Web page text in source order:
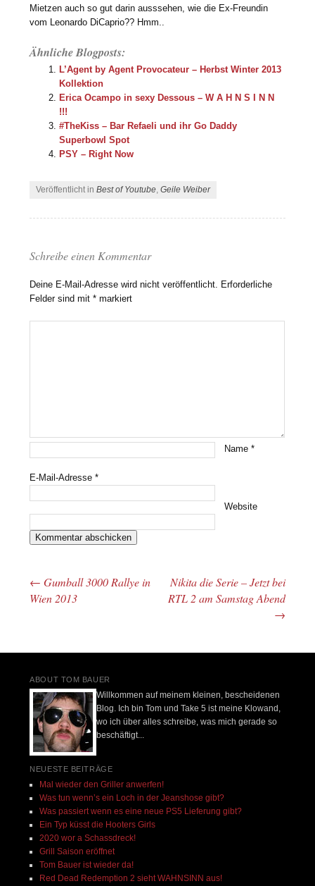
Mietzen auch so gut darin ausssehen, wie die Ex-Freundin
vom Leonardo DiCaprio?? Hmm..
Ähnliche Blogposts:
L’Agent by Agent Provocateur – Herbst Winter 2013
Kollektion
Erica Ocampo in sexy Dessous – W A H N S I N N
!!!
#TheKiss – Bar Refaeli und ihr Go Daddy
Superbowl Spot
PSY – Right Now
Veröffentlicht inBest of Youtube,Geile Weiber
Schreibe einen Kommentar
Deine E-Mail-Adresse wird nicht veröffentlicht. Erforderliche
Felder sind mit* markiert
Name*
E-Mail-Adresse*
Website
Beitrags-Navigation
← Gumball 3000 Rallye in
Wien 2013
Nikita die Serie – Jetzt bei
RTL 2 am Samstag Abend
→
ABOUT TOM BAUER
Willkommen auf meinem kleinen, bescheidenen
Blog. Ich bin Tom und Take 5 ist meine Klowand,
wo ich über alles schreibe, was mich gerade so
beschäftigt...
NEUESTE BEITRÄGE
Mal wieder den Griller anwerfen!
Was tun wenn’s ein Loch in der Jeanshose gibt?
Was passiert wenn es eine neue PS5 Lieferung gibt?
Ein Typ küsst die Hooters Girls
2020 wor a Schassdreck!
Grill Saison eröffnet
Tom Bauer ist wieder da!
Red Dead Redemption 2 sieht WAHNSINN aus!